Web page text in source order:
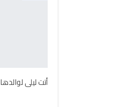
أتت ليلى لوالدها